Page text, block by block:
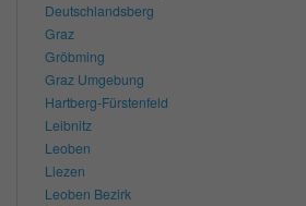
Deutschlandsberg
Graz
Gröbming
Graz Umgebung
Hartberg-Fürstenfeld
Leibnitz
Leoben
Liezen
Leoben Bezirk